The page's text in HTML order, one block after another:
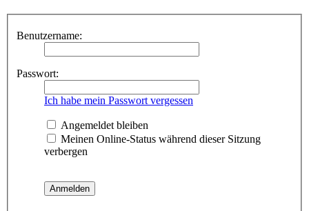
Benutzername:
Passwort:
Ich habe mein Passwort vergessen
Angemeldet bleiben
Meinen Online-Status während dieser Sitzung
verbergen